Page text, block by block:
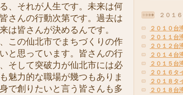
、それが人生です。未来は何
さんの行動次第です。過去は
は皆さんが決めるんです。
この仙北市でまちづくりの作
と思っています。皆さんの行
そして突破力が仙北市には必
魅力的な職場が幾つもありま
で創りたいと言う皆さんも多
２０１
２０１０台
２０１１台
２０１２台
２０１４台
２０１５台
２０１６タ
２０１８タ
２０１８台